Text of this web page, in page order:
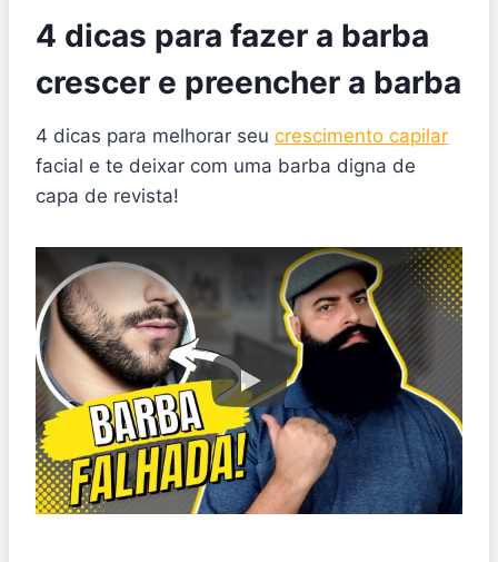
4 dicas para fazer a barba
crescer e preencher a barba
4 dicas para melhorar seu crescimento capilar
facial e te deixar com uma barba digna de
capa de revista!